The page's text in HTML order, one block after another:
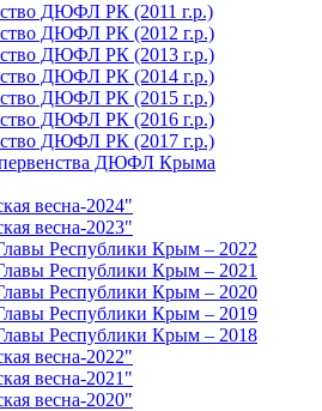
ДЮФЛ РК (2011 г.р.)
ДЮФЛ РК (2012 г.р.)
ДЮФЛ РК (2013 г.р.)
ДЮФЛ РК (2014 г.р.)
ДЮФЛ РК (2015 г.р.)
ДЮФЛ РК (2016 г.р.)
ДЮФЛ РК (2017 г.р.)
ДЮФЛ Крыма
весна-2024"
весна-2023"
Республики Крым – 2022
Республики Крым – 2021
Республики Крым – 2020
Республики Крым – 2019
Республики Крым – 2018
весна-2022"
весна-2021"
весна-2020"